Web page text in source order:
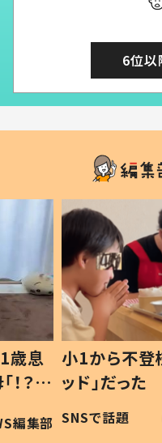
6位以
歳息
？」
編集部
小1から不登
ッド」だっ
作り続ける
#令和の子
SNSで話題